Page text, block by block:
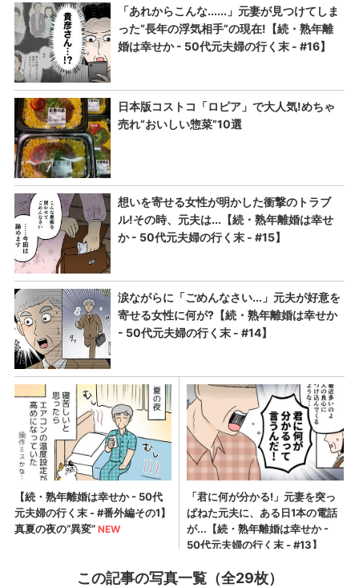
この記事の写真一覧（全29枚）